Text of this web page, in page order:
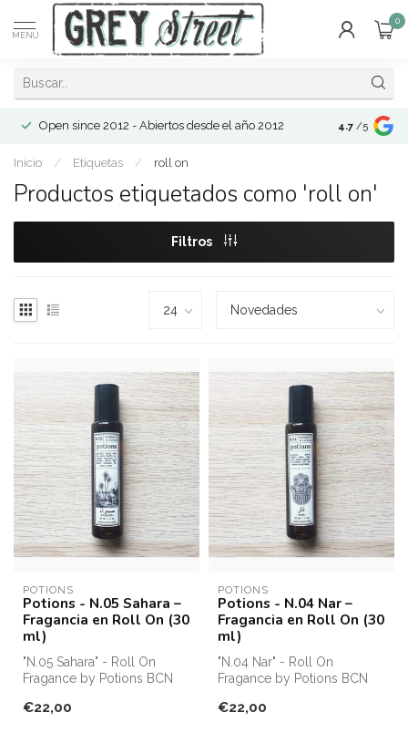
MENÚ
0
Open since 2012 - Abiertos desde el año 2012 4.7 /5
Inicio / Etiquetas / roll on
Productos etiquetados como 'roll on'
Filtros
POTIONS
Potions - N.05 Sahara –
Fragancia en Roll On (30
ml)
"N.05 Sahara" - Roll On
Fragance by Potions BCN
€22,00
POTIONS
Potions - N.04 Nar –
Fragancia en Roll On (30
ml)
"N.04 Nar" - Roll On
Fragance by Potions BCN
€22,00